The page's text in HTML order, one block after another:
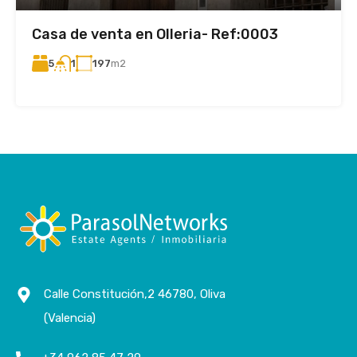
Casa de venta en Olleria- Ref:0003
5 1 197m2
Calle Constitución,2 46780, Oliva
(Valencia)